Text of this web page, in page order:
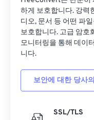
하게 보호합니다. 강력
디오, 문서 등 어떤 파
보호합니다. 고급 암호
모니터링을 통해 데이
니다.
보안에 대한 당사
SSL/TLS